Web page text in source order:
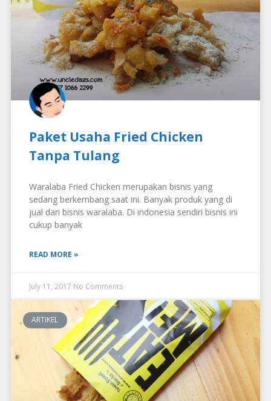
Paket Usaha Fried Chicken
Tanpa Tulang
Waralaba Fried Chicken merupakan bisnis yang
sedang berkembang saat ini. Banyak produk yang di
jual dari bisnis waralaba. Di indonesia sendiri bisnis ini
cukup banyak
READ MORE »
July 11, 2017 No Comments
ARTIKEL